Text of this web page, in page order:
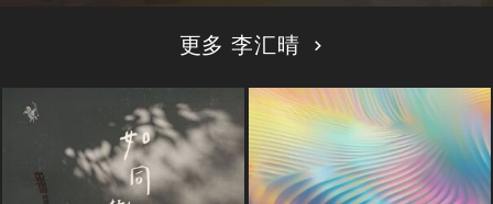
更多 李汇晴